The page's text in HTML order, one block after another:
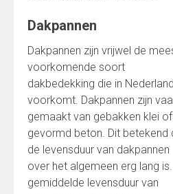
Dakpannen
Dakpannen zijn vrijwel de
voorkomende soort
dakbedekking die in Nederland
voorkomt. Dakpannen zijn
gemaakt van gebakken klei of
gevormd beton. Dit betekend
de levensduur van dakpannen
over het algemeen erg lang
gemiddelde levensduur van